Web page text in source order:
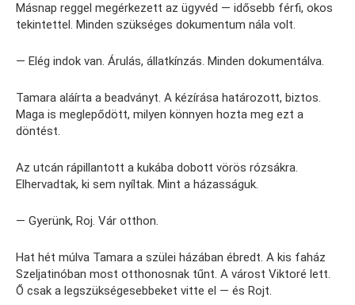
Másnap reggel megérkezett az ügyvéd — idősebb férfi, okos
tekintettel. Minden szükséges dokumentum nála volt.
— Elég indok van. Árulás, állatkínzás. Minden dokumentálva.
Tamara aláírta a beadványt. A kézírása határozott, biztos.
Maga is meglepődött, milyen könnyen hozta meg ezt a
döntést.
Az utcán rápillantott a kukába dobott vörös rózsákra.
Elhervadtak, ki sem nyíltak. Mint a házasságuk.
— Gyerünk, Roj. Vár otthon.
Hat hét múlva Tamara a szülei házában ébredt. A kis faház
Szeljatinóban most otthonosnak tűnt. A várost Viktoré lett.
Ő csak a legszükségesebbeket vitte el — és Rojt.